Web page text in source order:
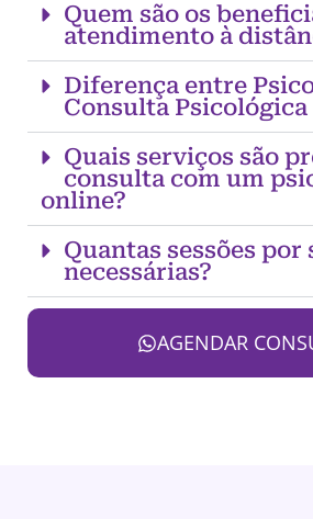
Quem são os
atendimento à
Diferença entre
Consulta
Quais serviços são
consulta com um
online?
Quantas sessões por
necessárias?
AGENDAR